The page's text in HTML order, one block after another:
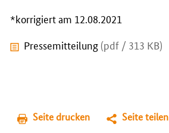
*korrigiert am 12.08.2021
Pressemitteilung (pdf / 313 KB)
Seite drucken Seite teilen